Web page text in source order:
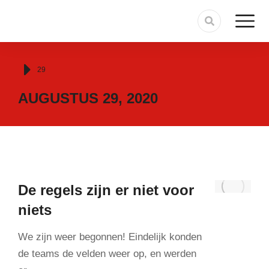
Je bent hier:
29
AUGUSTUS 29, 2020
De regels zijn er niet voor
niets
We zijn weer begonnen! Eindelijk konden
de teams de velden weer op, en werden